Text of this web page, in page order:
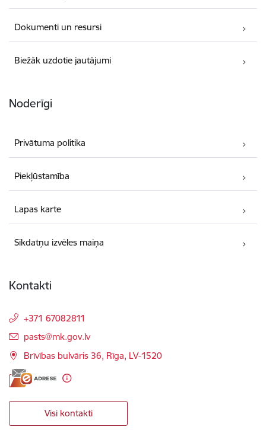
Dokumenti un resursi
Biežāk uzdotie jautājumi
Noderīgi
Privātuma politika
Piekļūstamība
Lapas karte
Sīkdatņu izvēles maiņa
Kontakti
+371 67082811
E-pasts:
pasts@mk.gov.lv
Brīvības bulvāris 36, Rīga, LV-1520
Visi kontakti